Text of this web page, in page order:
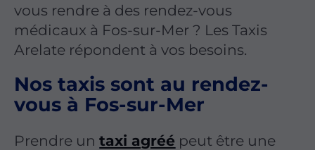
vous rendre à des rendez-vous
médicaux à Fos-sur-Mer ? Les Taxis
Arelate répondent à vos besoins.
Nos taxis sont au rendez-
vous à Fos-sur-Mer
Prendre untaxi agréé peut être une